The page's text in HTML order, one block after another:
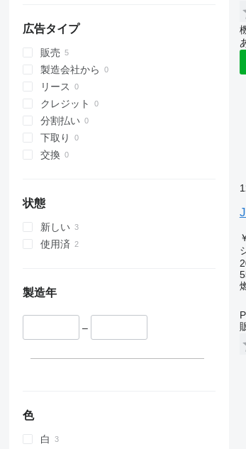
広告タイプ
販売
製造会社から
リース
クレジット
分割払い
下取り
交換
状態
新しい
使用済
製造年
–
色
白